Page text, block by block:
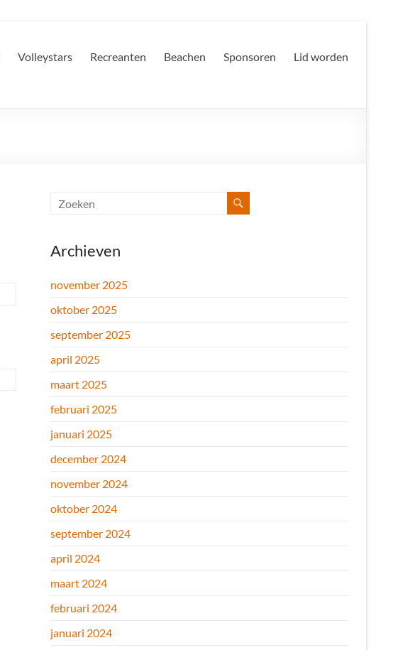
Volleystars Recreanten Beachen Sponsoren Lid worden
Archieven
november 2025
oktober 2025
september 2025
april 2025
maart 2025
februari 2025
januari 2025
december 2024
november 2024
oktober 2024
september 2024
april 2024
maart 2024
februari 2024
januari 2024